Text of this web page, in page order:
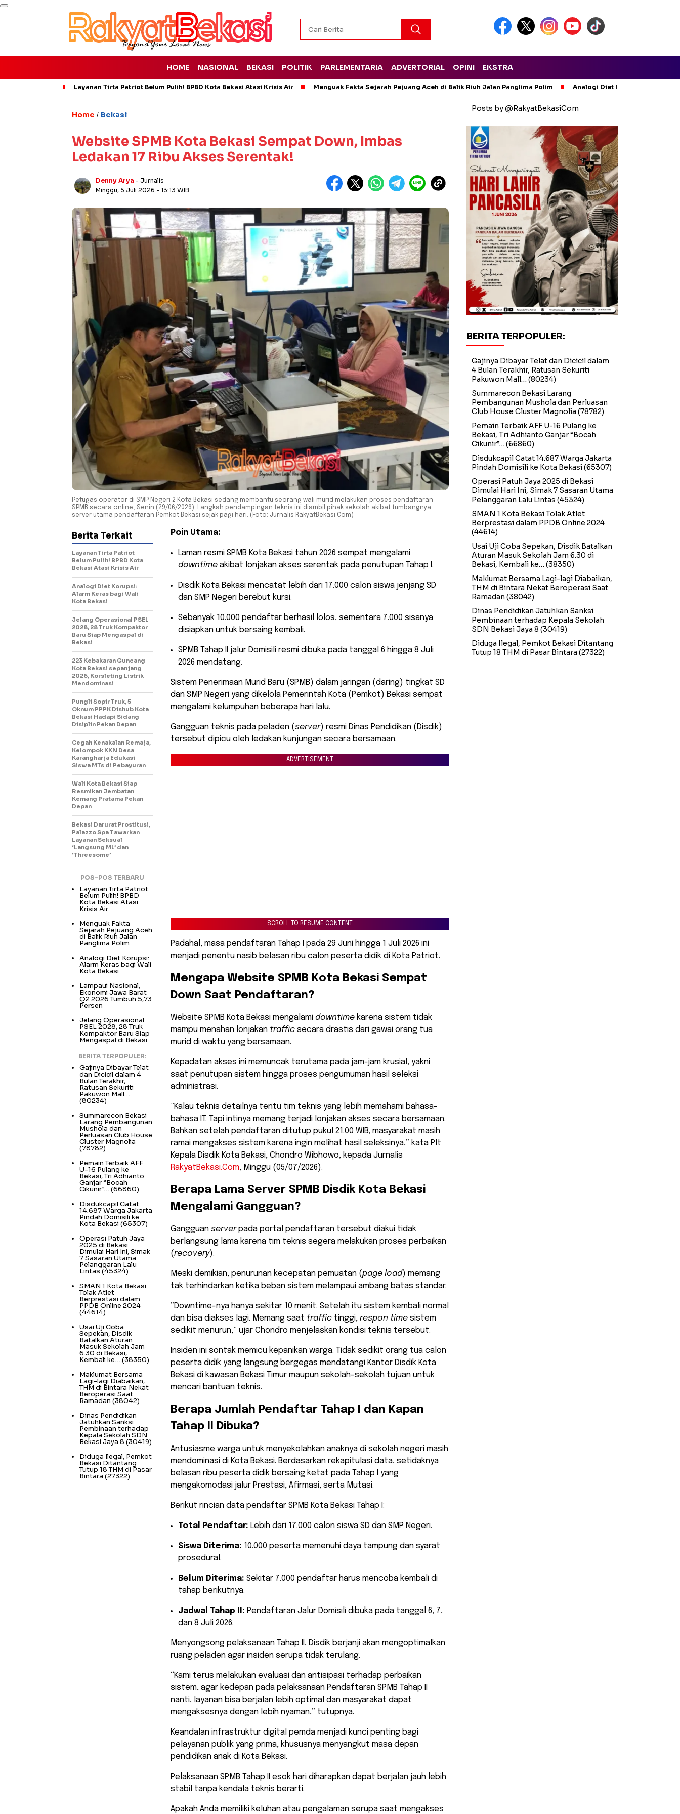
HOME NASIONAL BEKASI POLITIK PARLEMENTARIA ADVERTORIAL OPINI EKSTRA
Layanan Tirta Patriot Belum Pulih! BPBD Kota Bekasi Atasi Krisis Air Menguak Fakta Sejarah Pejuang Aceh di Balik Riuh Jalan Panglima Polim Analogi Diet Korupsi: Alarm
Home / Bekasi
Website SPMB Kota Bekasi Sempat Down, Imbas
Ledakan 17 Ribu Akses Serentak!
Denny Arya - Jurnalis
Minggu, 5 Juli 2026 - 13:13 WIB
Petugas operator di SMP Negeri 2 Kota Bekasi sedang membantu seorang wali murid melakukan proses pendaftaran
SPMB secara online, Senin (29/06/2026). Langkah pendampingan teknis ini diambil pihak sekolah akibat tumbangnya
server utama pendaftaran Pemkot Bekasi sejak pagi hari. (Foto: Jurnalis RakyatBekasi.Com)
Poin Utama:
​Laman resmi SPMB Kota Bekasi tahun 2026 sempat mengalami
downtime akibat lonjakan akses serentak pada penutupan Tahap I.
​Disdik Kota Bekasi mencatat lebih dari 17.000 calon siswa jenjang SD
dan SMP Negeri berebut kursi.
​Sebanyak 10.000 pendaftar berhasil lolos, sementara 7.000 sisanya
disiapkan untuk bersaing kembali.
​SPMB Tahap II jalur Domisili resmi dibuka pada tanggal 6 hingga 8 Juli
2026 mendatang.
Sistem Penerimaan Murid Baru (SPMB) dalam jaringan (daring) tingkat SD
dan SMP Negeri yang dikelola Pemerintah Kota (Pemkot) Bekasi sempat
mengalami kelumpuhan beberapa hari lalu.
Gangguan teknis pada peladen (server) resmi Dinas Pendidikan (Disdik)
tersebut dipicu oleh ledakan kunjungan secara bersamaan.
ADVERTISEMENT
SCROLL TO RESUME CONTENT
Padahal, masa pendaftaran Tahap I pada 29 Juni hingga 1 Juli 2026 ini
menjadi penentu nasib belasan ribu calon peserta didik di Kota Patriot.
​Mengapa Website SPMB Kota Bekasi Sempat
Down Saat Pendaftaran?
​Website SPMB Kota Bekasi mengalami downtime karena sistem tidak
mampu menahan lonjakan traffic secara drastis dari gawai orang tua
murid di waktu yang bersamaan.
Kepadatan akses ini memuncak terutama pada jam-jam krusial, yakni
saat penutupan sistem hingga proses pengumuman hasil seleksi
administrasi.
​”Kalau teknis detailnya tentu tim teknis yang lebih memahami bahasa-
bahasa IT. Tapi intinya memang terjadi lonjakan akses secara bersamaan.
Bahkan setelah pendaftaran ditutup pukul 21.00 WIB, masyarakat masih
ramai mengakses sistem karena ingin melihat hasil seleksinya,” kata Plt
Kepala Disdik Kota Bekasi, Chondro Wibhowo, kepada Jurnalis
RakyatBekasi.Com, Minggu (05/07/2026).
​Berapa Lama Server SPMB Disdik Kota Bekasi
Mengalami Gangguan?
​Gangguan serverpada portal pendaftaran tersebut diakui tidak
berlangsung lama karena tim teknis segera melakukan proses perbaikan
(recovery).
Meski demikian, penurunan kecepatan pemuatan (page load) memang
tak terhindarkan ketika beban sistem melampaui ambang batas standar.
​”Downtime-nya hanya sekitar 10 menit. Setelah itu sistem kembali normal
dan bisa diakses lagi. Memang saat traffic tinggi, respon time sistem
sedikit menurun,” ujar Chondro menjelaskan kondisi teknis tersebut.
​Insiden ini sontak memicu kepanikan warga. Tidak sedikit orang tua calon
peserta didik yang langsung bergegas mendatangi Kantor Disdik Kota
Bekasi di kawasan Bekasi Timur maupun sekolah-sekolah tujuan untuk
mencari bantuan teknis.
​Berapa Jumlah Pendaftar Tahap I dan Kapan
Tahap II Dibuka?
​Antusiasme warga untuk menyekolahkan anaknya di sekolah negeri masih
mendominasi di Kota Bekasi. Berdasarkan rekapitulasi data, setidaknya
belasan ribu peserta didik bersaing ketat pada Tahap I yang
mengakomodasi jalur Prestasi, Afirmasi, serta Mutasi.
​Berikut rincian data pendaftar SPMB Kota Bekasi Tahap I:
Total Pendaftar: Lebih dari 17.000 calon siswa SD dan SMP Negeri.
Siswa Diterima: 10.000 peserta memenuhi daya tampung dan syarat
prosedural.
Belum Diterima: Sekitar 7.000 pendaftar harus mencoba kembali di
tahap berikutnya.
Jadwal Tahap II: Pendaftaran Jalur Domisili dibuka pada tanggal 6, 7,
dan 8 Juli 2026.
​Menyongsong pelaksanaan Tahap II, Disdik berjanji akan mengoptimalkan
ruang peladen agar insiden serupa tidak terulang.
“Kami terus melakukan evaluasi dan antisipasi terhadap perbaikan
sistem, agar kedepan pada pelaksanaan Pendaftaran SPMB Tahap II
nanti, layanan bisa berjalan lebih optimal dan masyarakat dapat
mengaksesnya dengan lebih nyaman,” tutupnya.
Keandalan infrastruktur digital pemda menjadi kunci penting bagi
pelayanan publik yang prima, khususnya menyangkut masa depan
pendidikan anak di Kota Bekasi.
Pelaksanaan SPMB Tahap II esok hari diharapkan dapat berjalan jauh lebih
stabil tanpa kendala teknis berarti.
​Apakah Anda memiliki keluhan atau pengalaman serupa saat mengakses
Berita Terkait
Layanan Tirta Patriot
Belum Pulih! BPBD Kota
Bekasi Atasi Krisis Air
Analogi Diet Korupsi:
Alarm Keras bagi Wali
Kota Bekasi
Jelang Operasional PSEL
2028, 28 Truk Kompaktor
Baru Siap Mengaspal di
Bekasi
223 Kebakaran Guncang
Kota Bekasi sepanjang
2026, Korsleting Listrik
Mendominasi
Pungli Sopir Truk, 5
Oknum PPPK Dishub Kota
Bekasi Hadapi Sidang
Disiplin Pekan Depan
Cegah Kenakalan Remaja,
Kelompok KKN Desa
Karangharja Edukasi
Siswa MTs di Pebayuran
Wali Kota Bekasi Siap
Resmikan Jembatan
Kemang Pratama Pekan
Depan
Bekasi Darurat Prostitusi,
Palazzo Spa Tawarkan
Layanan Seksual
‘Langsung ML’ dan
‘Threesome’
POS-POS TERBARU
Layanan Tirta Patriot
Belum Pulih! BPBD
Kota Bekasi Atasi
Krisis Air
Menguak Fakta
Sejarah Pejuang Aceh
di Balik Riuh Jalan
Panglima Polim
Analogi Diet Korupsi:
Alarm Keras bagi Wali
Kota Bekasi
Lampaui Nasional,
Ekonomi Jawa Barat
Q2 2026 Tumbuh 5,73
Persen
Jelang Operasional
PSEL 2028, 28 Truk
Kompaktor Baru Siap
Mengaspal di Bekasi
BERITA TERPOPULER:
Gajinya Dibayar Telat
dan Dicicil dalam 4
Bulan Terakhir,
Ratusan Sekuriti
Pakuwon Mall…
(80234)
Summarecon Bekasi
Larang Pembangunan
Mushola dan
Perluasan Club House
Cluster Magnolia
(78782)
Pemain Terbaik AFF
U-16 Pulang ke
Bekasi, Tri Adhianto
Ganjar “Bocah
Cikunir”… (66860)
Disdukcapil Catat
14.687 Warga Jakarta
Pindah Domisili ke
Kota Bekasi (65307)
Operasi Patuh Jaya
2025 di Bekasi
Dimulai Hari Ini, Simak
7 Sasaran Utama
Pelanggaran Lalu
Lintas(45324)
SMAN 1 Kota Bekasi
Tolak Atlet
Berprestasi dalam
PPDB Online 2024
(44614)
Usai Uji Coba
Sepekan, Disdik
Batalkan Aturan
Masuk Sekolah Jam
6.30 di Bekasi,
Kembali ke… (38350)
Maklumat Bersama
Lagi-lagi Diabaikan,
THM di Bintara Nekat
Beroperasi Saat
Ramadan (38042)
Dinas Pendidikan
Jatuhkan Sanksi
Pembinaan terhadap
Kepala Sekolah SDN
Bekasi Jaya 8 (30419)
Diduga Ilegal, Pemkot
Bekasi Ditantang
Tutup 18 THM di Pasar
Bintara (27322)
Posts by @RakyatBekasiCom
BERITA TERPOPULER:
Gajinya Dibayar Telat dan Dicicil dalam
4 Bulan Terakhir, Ratusan Sekuriti
Pakuwon Mall… (80234)
Summarecon Bekasi Larang
Pembangunan Mushola dan Perluasan
Club House Cluster Magnolia (78782)
Pemain Terbaik AFF U-16 Pulang ke
Bekasi, Tri Adhianto Ganjar “Bocah
Cikunir”… (66860)
Disdukcapil Catat 14.687 Warga Jakarta
Pindah Domisili ke Kota Bekasi(65307)
Operasi Patuh Jaya 2025 di Bekasi
Dimulai Hari Ini, Simak 7 Sasaran Utama
Pelanggaran Lalu Lintas (45324)
SMAN 1 Kota Bekasi Tolak Atlet
Berprestasi dalam PPDB Online 2024
(44614)
Usai Uji Coba Sepekan, Disdik Batalkan
Aturan Masuk Sekolah Jam 6.30 di
Bekasi, Kembali ke… (38350)
Maklumat Bersama Lagi-lagi Diabaikan,
THM di Bintara Nekat Beroperasi Saat
Ramadan (38042)
Dinas Pendidikan Jatuhkan Sanksi
Pembinaan terhadap Kepala Sekolah
SDN Bekasi Jaya 8 (30419)
Diduga Ilegal, Pemkot Bekasi Ditantang
Tutup 18 THM di Pasar Bintara (27322)